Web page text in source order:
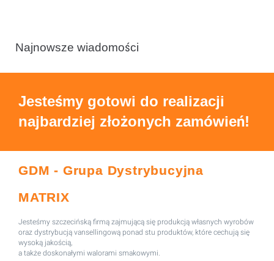
Najnowsze wiadomości
Jesteśmy gotowi do realizacji
najbardziej złożonych zamówień!
GDM - Grupa Dystrybucyjna
MATRIX
Jesteśmy szczecińską firmą zajmującą się produkcją własnych wyrobów
oraz dystrybucją vansellingową ponad stu produktów, które cechują się
wysoką jakością,
a także doskonałymi walorami smakowymi.